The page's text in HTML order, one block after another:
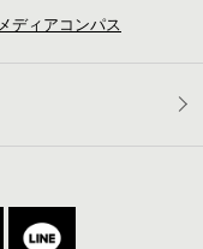
ディア コンパス